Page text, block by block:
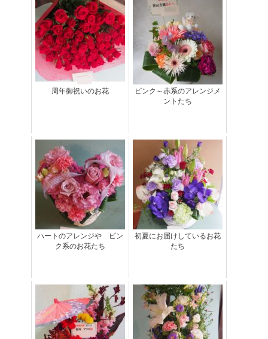
周年御祝いのお花
ピンク～赤系のアレンジメ
ントたち
ハートのアレンジや ピン
ク系のお花たち
初夏にお届けしているお花
たち